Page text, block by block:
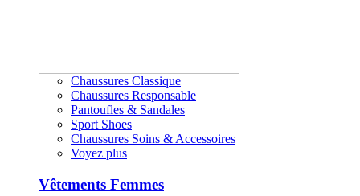
Chaussures Classique
Chaussures Responsable
Pantoufles & Sandales
Sport Shoes
Chaussures Soins & Accessoires
Voyez plus
Vêtements Femmes